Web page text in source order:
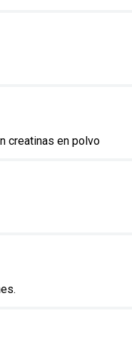
creatinas en polvo